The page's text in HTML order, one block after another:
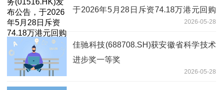
于2026年5月28日斥资74.18万港元回购
2026-05-28
佳驰科技(688708.SH)获安徽省科学技术
进步奖一等奖
2026-05-28